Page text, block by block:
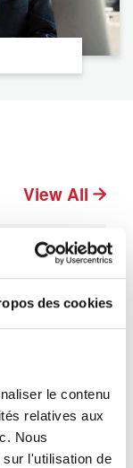
des cookies
le contenu
relatives aux
Nous
l'utilisation de
View All